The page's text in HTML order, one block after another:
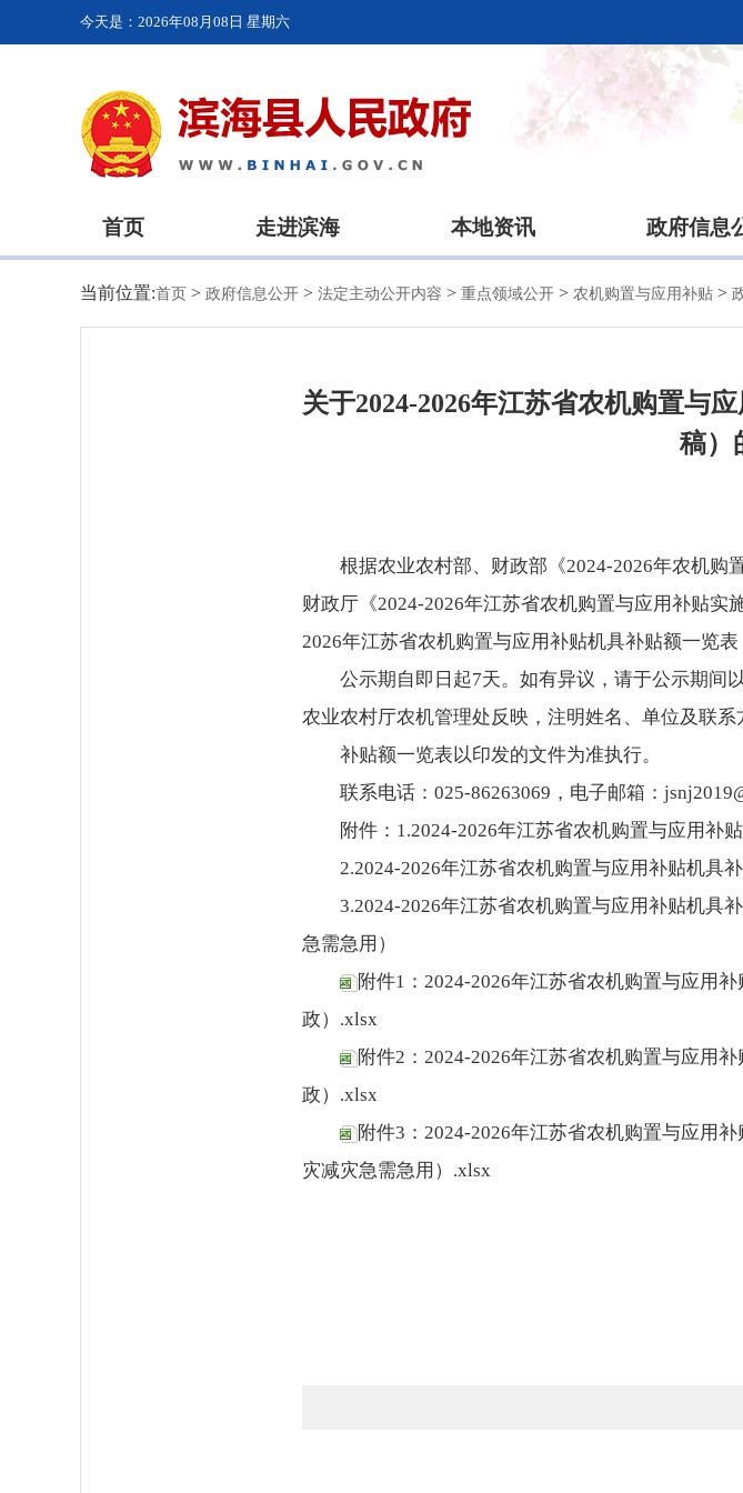
今天是： 2026年08月08日 星期六
首页 走进滨海 本地资讯 政府信息
当前位置:首页 > 政府信息公开 > 法定主动公开内容 > 重点领域公开 > 农机购置与应用补贴 >
关于2024-2026年江苏省农机购置与
稿）
根据农业农村部、财政部《2024-2026年农机
财政厅《2024-2026年江苏省农机购置与应用补贴
2026年江苏省农机购置与应用补贴机具补贴额一览
公示期自即日起7天。如有异议，请于公示期间
农业农村厅农机管理处反映，注明姓名、单位及联系
补贴额一览表以印发的文件为准执行。
联系电话：025-86263069，电子邮箱：
附件：1.2024-2026年江苏省农机购置与应用补
2.2024-2026年江苏省农机购置与应用补贴机具
3.2024-2026年江苏省农机购置与应用补贴机具
急需急用）
附件1：2024-2026年江苏省农机购置与应用
政）.xlsx
附件2：2024-2026年江苏省农机购置与应用
政）.xlsx
附件3：2024-2026年江苏省农机购置与应用
灾减灾急需急用）.xlsx